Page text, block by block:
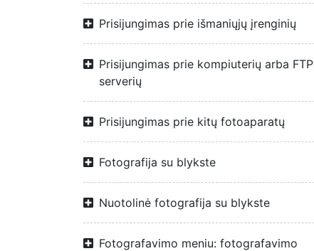
Prisijungimas prie išmaniųjų įrenginių
Prisijungimas prie kompiuterių arba FTP
serverių
Prisijungimas prie kitų fotoaparatų
Fotografija su blykste
Nuotolinė fotografija su blykste
Fotografavimo meniu: fotografavimo